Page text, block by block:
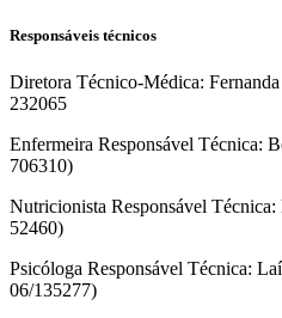
Responsáveis técnicos
Diretora Técnico-Médica:
232065
Enfermeira Responsável Técnica:
706310)
Nutricionista Responsável
52460)
Psicóloga Responsável Técnica:
06/135277)